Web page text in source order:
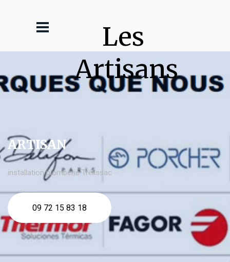
Les
Artisans
ARTISAN
installation plomberie Trélissac
09 72 15 83 18